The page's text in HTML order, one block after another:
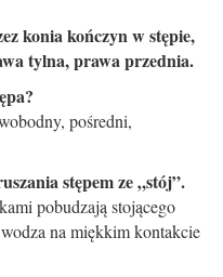
konia kończyn w stępie,
tylna, prawa przednia.
pośredni,
stępem ze „stój”.
pobudzają stojącego
na miękkim kontakcie